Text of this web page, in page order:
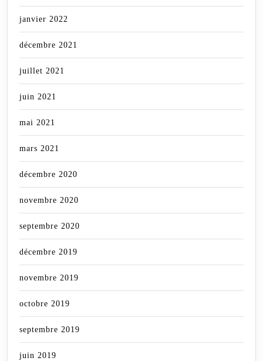
janvier 2022
décembre 2021
juillet 2021
juin 2021
mai 2021
mars 2021
décembre 2020
novembre 2020
septembre 2020
décembre 2019
novembre 2019
octobre 2019
septembre 2019
juin 2019